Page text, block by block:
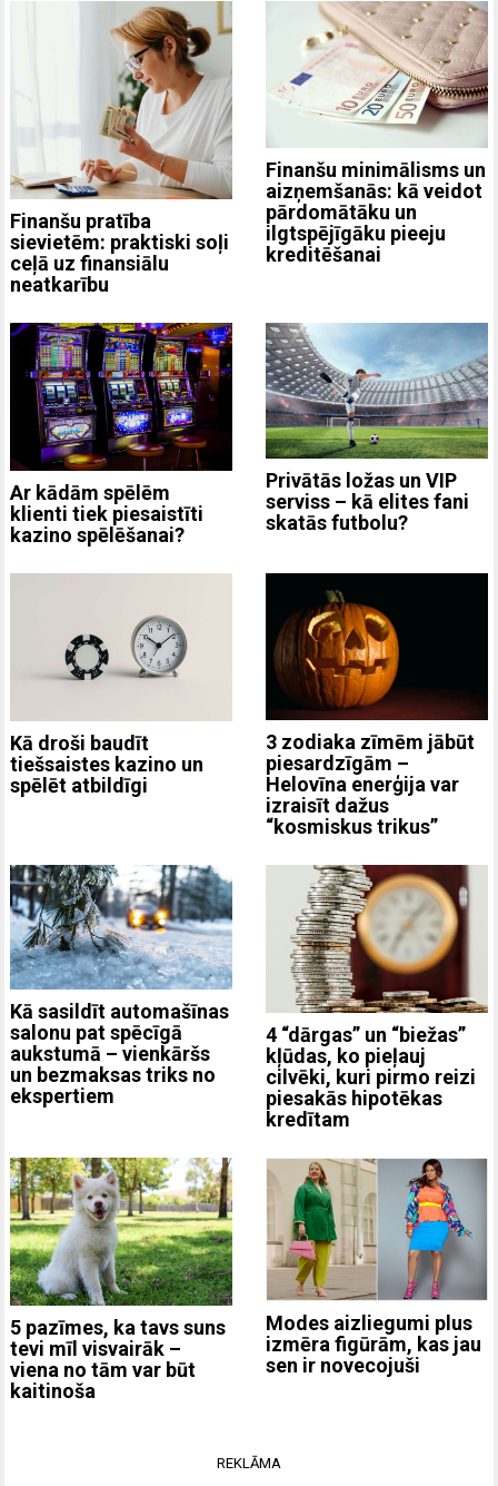
Finanšu pratība
sievietēm: praktiski soļi
ceļā uz finansiālu
neatkarību
Finanšu minimālisms un
aizņemšanās: kā veidot
pārdomātāku un
ilgtspējīgāku pieeju
kreditēšanai
Ar kādām spēlēm
klienti tiek piesaistīti
kazino spēlēšanai?
Privātās ložas un VIP
serviss – kā elites fani
skatās futbolu?
Kā droši baudīt
tiešsaistes kazino un
spēlēt atbildīgi
3 zodiaka zīmēm jābūt
piesardzīgām –
Helovīna enerģija var
izraisīt dažus
“kosmiskus trikus”
Kā sasildīt automašīnas
salonu pat spēcīgā
aukstumā – vienkāršs
un bezmaksas triks no
ekspertiem
4 “dārgas” un “biežas”
kļūdas, ko pieļauj
cilvēki, kuri pirmo reizi
piesakās hipotēkas
kredītam
5 pazīmes, ka tavs suns
tevi mīl visvairāk –
viena no tām var būt
kaitinoša
Modes aizliegumi plus
izmēra figūrām, kas jau
sen ir novecojuši
REKLĀMA